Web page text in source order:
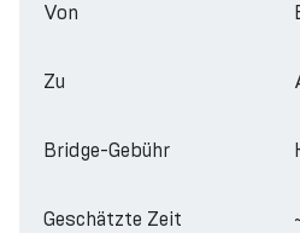
Von
Zu
Bridge-Gebühr
Geschätzte Zeit